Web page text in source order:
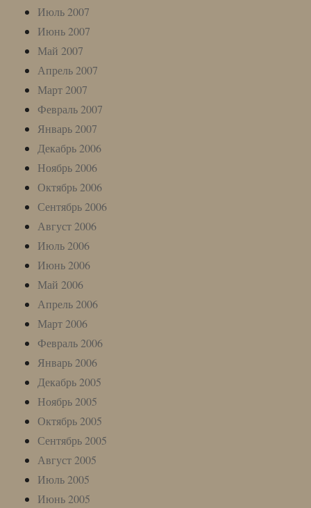
Июль 2007
Июнь 2007
Май 2007
Апрель 2007
Март 2007
Февраль 2007
Январь 2007
Декабрь 2006
Ноябрь 2006
Октябрь 2006
Сентябрь 2006
Август 2006
Июль 2006
Июнь 2006
Май 2006
Апрель 2006
Март 2006
Февраль 2006
Январь 2006
Декабрь 2005
Ноябрь 2005
Октябрь 2005
Сентябрь 2005
Август 2005
Июль 2005
Июнь 2005